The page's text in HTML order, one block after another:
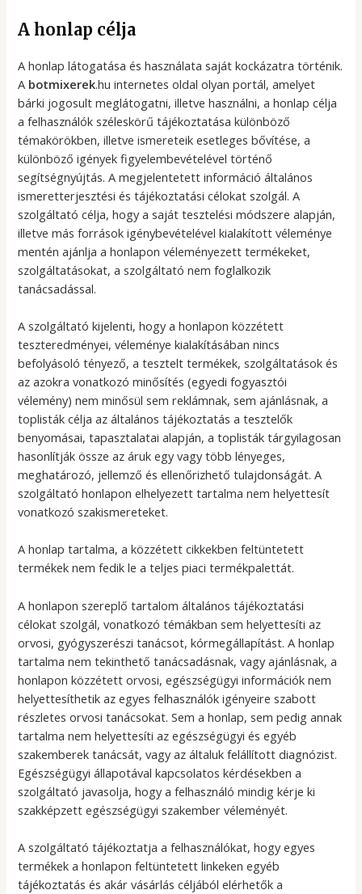
A honlap célja
A honlap látogatása és használata saját kockázatra történik.
A botmixerek.hu internetes oldal olyan portál, amelyet
bárki jogosult meglátogatni, illetve használni, a honlap célja
a felhasználók széleskörű tájékoztatása különböző
témakörökben, illetve ismereteik esetleges bővítése, a
különböző igények figyelembevételével történő
segítségnyújtás. A megjelentetett információ általános
ismeretterjesztési és tájékoztatási célokat szolgál. A
szolgáltató célja, hogy a saját tesztelési módszere alapján,
illetve más források igénybevételével kialakított véleménye
mentén ajánlja a honlapon véleményezett termékeket,
szolgáltatásokat, a szolgáltató nem foglalkozik
tanácsadással.
A szolgáltató kijelenti, hogy a honlapon közzétett
teszteredményei, véleménye kialakításában nincs
befolyásoló tényező, a tesztelt termékek, szolgáltatások és
az azokra vonatkozó minősítés (egyedi fogyasztói
vélemény) nem minősül sem reklámnak, sem ajánlásnak, a
toplisták célja az általános tájékoztatás a tesztelők
benyomásai, tapasztalatai alapján, a toplisták tárgyilagosan
hasonlítják össze az áruk egy vagy több lényeges,
meghatározó, jellemző és ellenőrizhető tulajdonságát. A
szolgáltató honlapon elhelyezett tartalma nem helyettesít
vonatkozó szakismereteket.
A honlap tartalma, a közzétett cikkekben feltüntetett
termékek nem fedik le a teljes piaci termékpalettát.
A honlapon szereplő tartalom általános tájékoztatási
célokat szolgál, vonatkozó témákban sem helyettesíti az
orvosi, gyógyszerészi tanácsot, kórmegállapítást. A honlap
tartalma nem tekinthető tanácsadásnak, vagy ajánlásnak, a
honlapon közzétett orvosi, egészségügyi információk nem
helyettesíthetik az egyes felhasználók igényeire szabott
részletes orvosi tanácsokat. Sem a honlap, sem pedig annak
tartalma nem helyettesíti az egészségügyi és egyéb
szakemberek tanácsát, vagy az általuk felállított diagnózist.
Egészségügyi állapotával kapcsolatos kérdésekben a
szolgáltató javasolja, hogy a felhasználó mindig kérje ki
szakképzett egészségügyi szakember véleményét.
A szolgáltató tájékoztatja a felhasználókat, hogy egyes
termékek a honlapon feltüntetett linkeken egyéb
tájékoztatás és akár vásárlás céljából elérhetők a